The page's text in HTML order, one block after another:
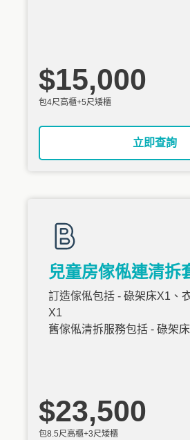
$15,000
包4尺高櫃+5尺矮櫃
立即查詢
兒童房傢俬連清拆
訂造傢俬包括 - 碌架床X1、
X1
舊傢俬清拆服務包括 - 碌架
$23,500
包8.5尺高櫃+3尺矮櫃